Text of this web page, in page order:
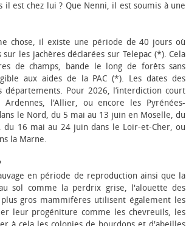
est chez lui ? Que Nenni, il est soumis à une
chose, il existe une période de 40 jours où
les jachères déclarées sur Telepac (*). Cela
de champs, bande le long de forêts sans
aux aides de la PAC (*). Les dates des
Pour 2026, l’interdiction court
l'Allier, ou encore les Pyrénées-
le Nord, du 5 mai au 13 juin en Moselle, du
du 16 mai au 24 juin dans le Loir-et-Cher, ou
la Marne.
en période de reproduction ainsi que la
sol comme la perdrix grise, l'alouette des
gros mammifères utilisent également les
leur progéniture comme les chevreuils, les